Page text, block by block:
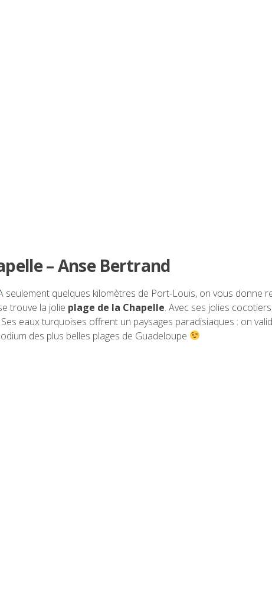
– Anse Bertrand
seulement quelques kilomètres de Port-Louis, on vous donne
trouve la jolie plage de la Chapelle. Avec ses jolies
eaux turquoises offrent un paysages paradisiaques : on
des plus belles plages de Guadeloupe